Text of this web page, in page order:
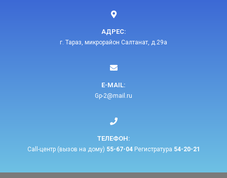
АДРЕС:
г. Тараз, микрорайон Салтанат, д.29а
E-MAIL:​
Gp-2@mail.ru​
ТЕЛЕФОН:​
Call-центр (вызов на дому) 55-67-04Регистратура 54-20-21